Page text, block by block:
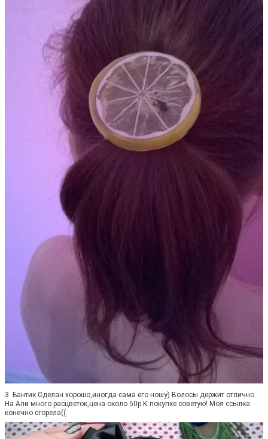
3. Бантик.Сделан хорошо,иногда сама его ношу) Волосы держит отлично.
На Али много расцветок,цена около 50р.К покупке советую! Моя ссылка
конечно сгорела((.